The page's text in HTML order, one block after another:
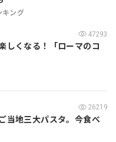
キング
47293
しくなる！「ローマのコ
26219
当地三大パスタ。今食べ